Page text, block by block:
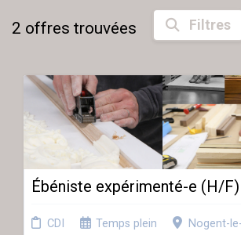
2 offres trouvées Filtres
Ébéniste expérimenté-e (H/F)
CDI Temps plein Nogent-